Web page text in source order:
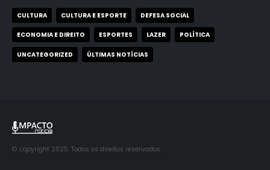
CULTURA CULTURA E ESPORTE DEFESA SOCIAL
ECONOMIA E DIREITO ESPORTES LAZER POLÍTICA
UNCATEGORIZED ÚLTIMAS NOTÍCIAS
© copyright 2025. Todos os direitos reservados.